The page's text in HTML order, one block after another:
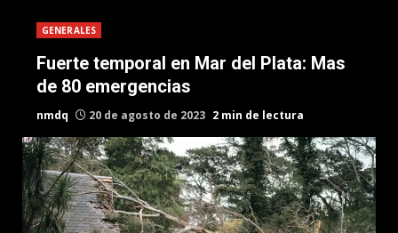
GENERALES
Fuerte temporal en Mar del Plata: Mas
de 80 emergencias
nmdq 20 de agosto de 2023 2 min de lectura